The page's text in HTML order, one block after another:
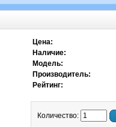
Цена:
Наличие:
Модель:
Производитель:
Рейтинг:
Количество: